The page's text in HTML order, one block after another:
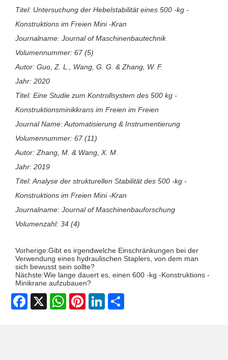
Titel: Untersuchung der Hebelstabilität eines 500 -kg -
Konstruktions im Freien Mini -Kran
Journalname: Journal of Maschinenbautechnik
Volumennummer: 67 (5)
Autor: Guo, Z. L., Wang, G. G. & Zhang, W. F.
Jahr: 2020
Titel: Eine Studie zum Kontrollsystem des 500 kg -
Konstruktionsminikkrans im Freien im Freien
Journal Name: Automatisierung & Instrumentierung
Volumennummer: 67 (11)
Autor: Zhang, M. & Wang, X. M.
Jahr: 2019
Titel: Analyse der strukturellen Stabilität des 500 -kg -
Konstruktions im Freien Mini -Kran
Journalname: Journal of Maschinenbauforschung
Volumenzahl: 34 (4)
Vorherige:Gibt es irgendwelche Einschränkungen bei der
Verwendung eines hydraulischen Staplers, von dem man
sich bewusst sein sollte?
Nächste:Wie lange dauert es, einen 600 -kg -Konstruktions -
Minikrane aufzubauen?
Facebook
X WhatsAppPinterestLinkedIn